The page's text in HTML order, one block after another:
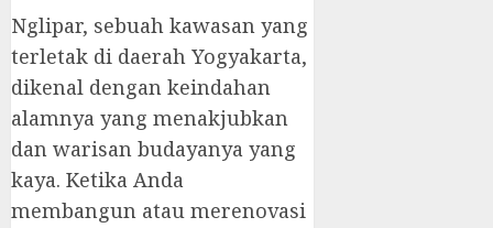
Nglipar, sebuah kawasan yang
terletak di daerah Yogyakarta,
dikenal dengan keindahan
alamnya yang menakjubkan
dan warisan budayanya yang
kaya. Ketika Anda
membangun atau merenovasi